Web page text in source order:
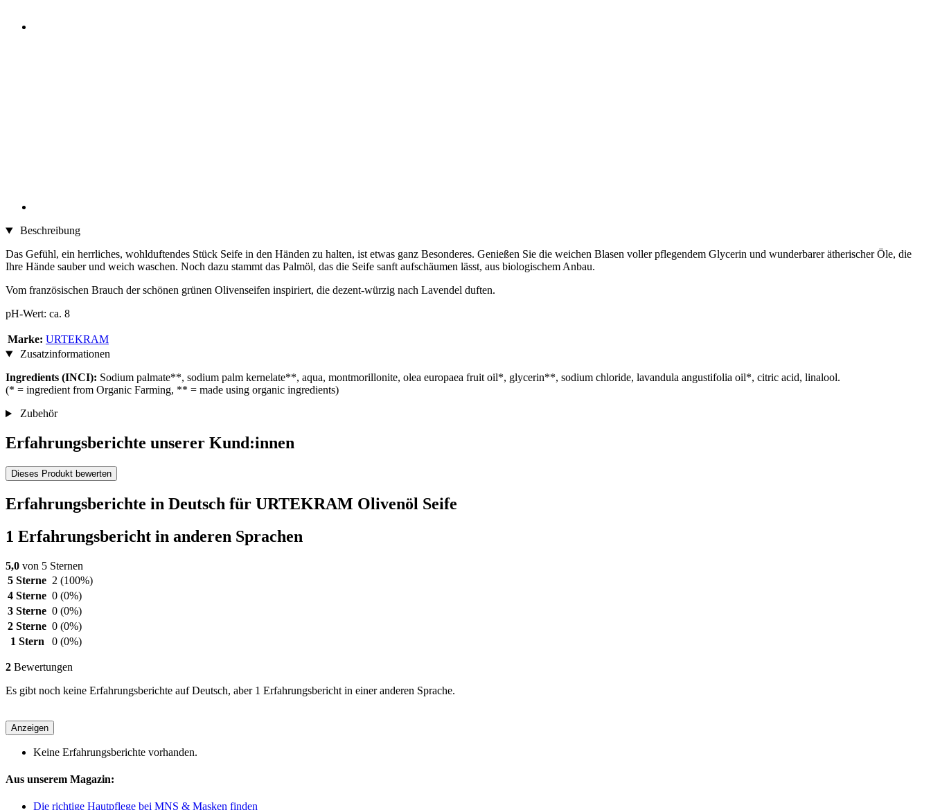
Beschreibung
Das Gefühl, ein herrliches, wohlduftendes Stück Seife in den Händen zu halten, ist etwas ganz Besonderes. Genießen Sie die weichen Blasen voller pflegendem Glycerin und wunderbarer ätherischer Öle, die
Ihre Hände sauber und weich waschen. Noch dazu stammt das Palmöl, das die Seife sanft aufschäumen lässt, aus biologischem Anbau.
Vom französischen Brauch der schönen grünen Olivenseifen inspiriert, die dezent-würzig nach Lavendel duften.
pH-Wert: ca. 8
Marke: URTEKRAM
Zusatzinformationen
Ingredients (INCI): Sodium palmate**, sodium palm kernelate**, aqua, montmorillonite, olea europaea fruit oil*, glycerin**, sodium chloride, lavandula angustifolia oil*, citric acid, linalool.
(* = ingredient from Organic Farming, ** = made using organic ingredients)
Zubehör
Erfahrungsberichte unserer Kund:innen
Dieses Produkt bewerten
Erfahrungsberichte in Deutsch für URTEKRAM Olivenöl Seife
1 Erfahrungsbericht in anderen Sprachen
5,0 von 5 Sternen
5 Sterne 2 (100%)
4 Sterne 0 (0%)
3 Sterne 0 (0%)
2 Sterne 0 (0%)
1 Stern
0 (0%)
2 Bewertungen
Es gibt noch keine Erfahrungsberichte auf Deutsch, aber 1 Erfahrungsbericht in einer anderen Sprache.
Anzeigen
Keine Erfahrungsberichte vorhanden.
Aus unserem Magazin:
Die richtige Hautpflege bei MNS & Masken finden